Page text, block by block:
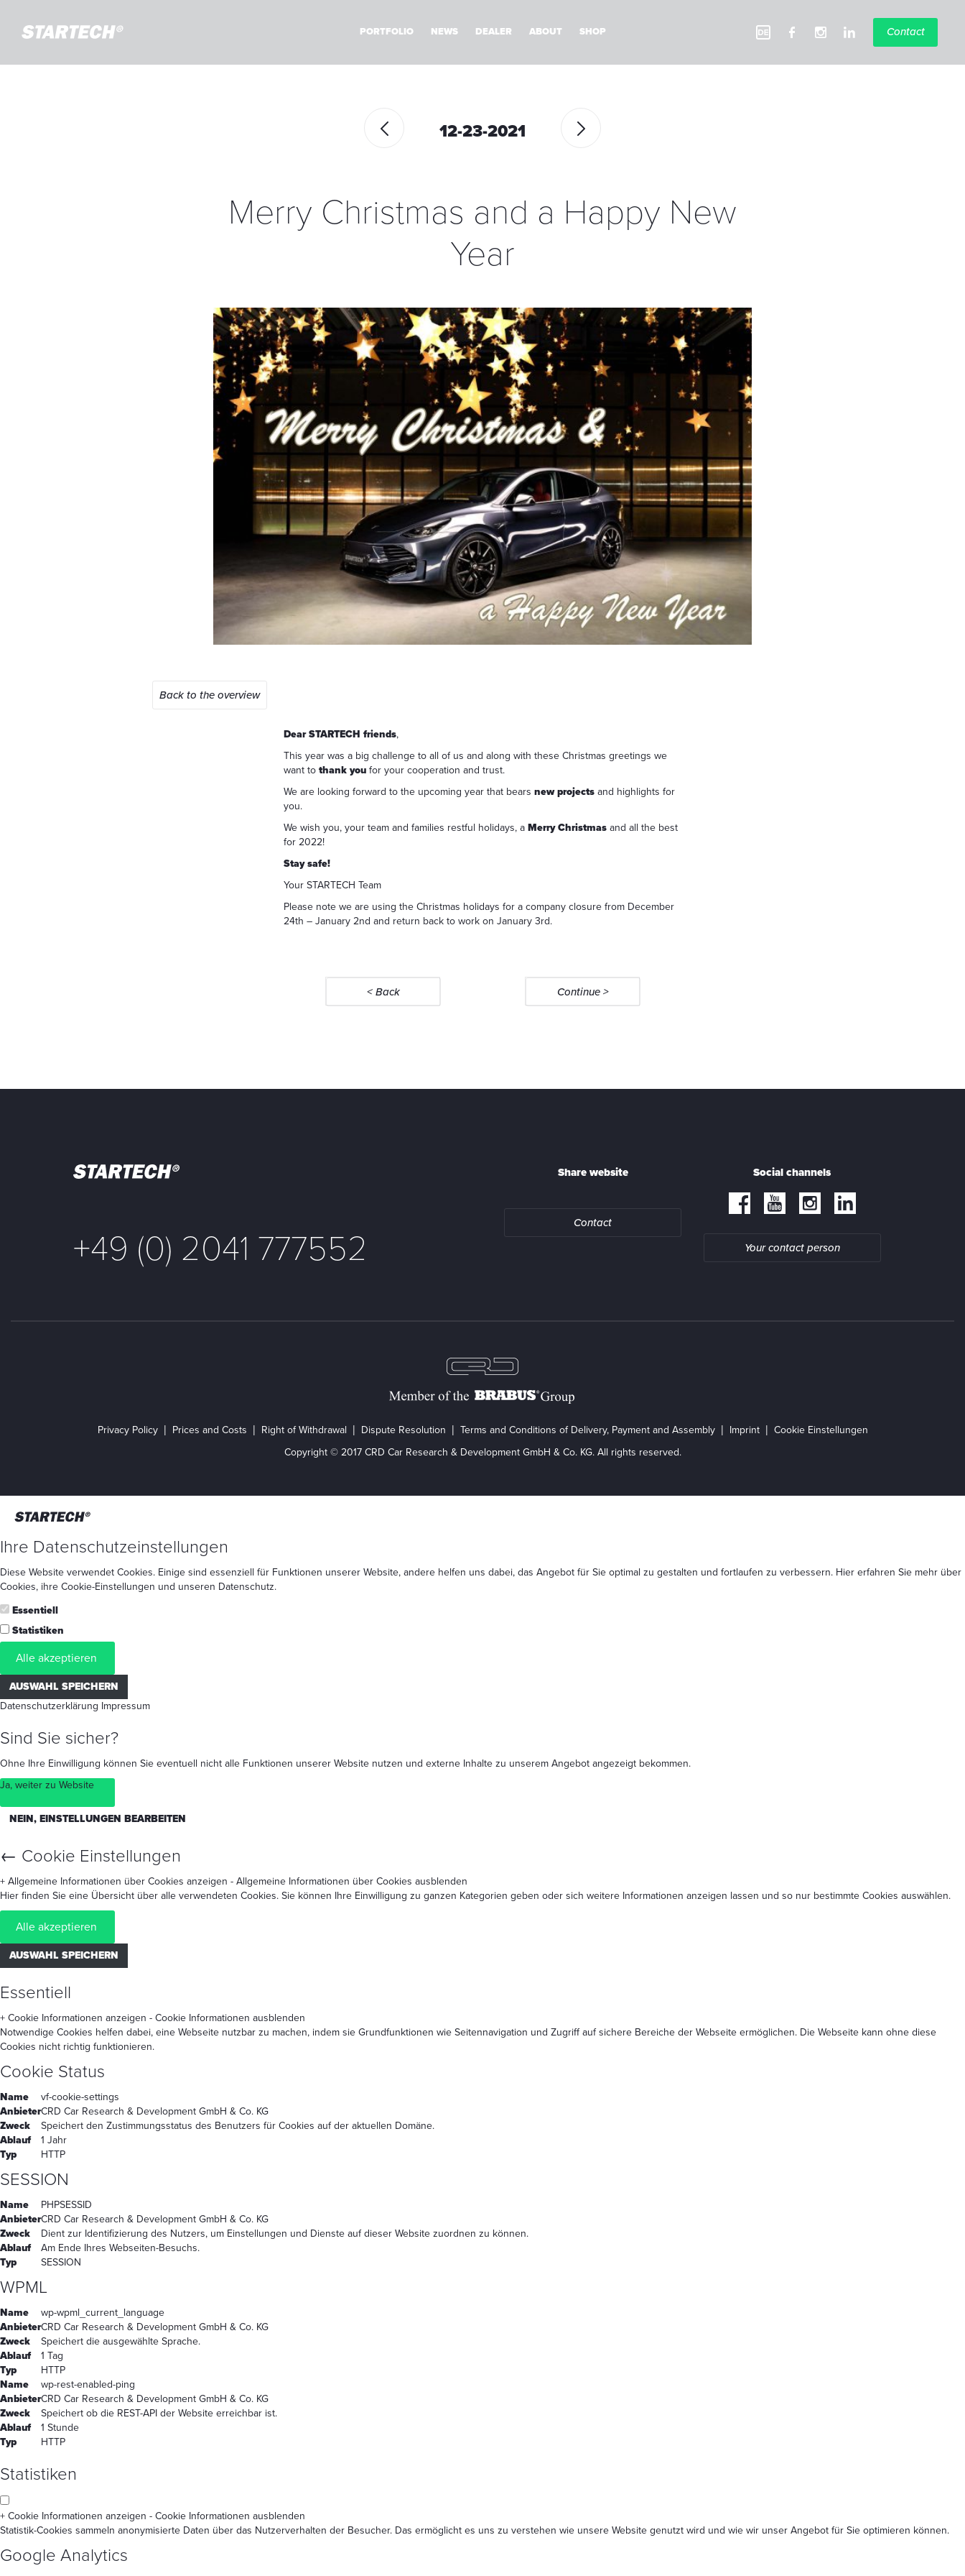
PORTFOLIO NEWS DEALER ABOUT SHOP Contact
12-23-2021
Merry Christmas and a Happy New
Year
Back to the overview
Dear STARTECH friends,
This year was a big challenge to all of us and along with these Christmas greetings we
want to thank youfor your cooperation and trust.
We are looking forward to the upcoming year that bears new projectsand highlights for
you.
We wish you, your team and families restful holidays, a Merry Christmasand all the best
for 2022!
Stay safe!
Your STARTECH Team
Please note we are using the Christmas holidays for a company closure from December
24th – January 2nd and return back to work on January 3rd.
< Back Continue >
+49 (0) 2041 777552
Share website
Contact
Social channels
Your contact person
Privacy Policy Prices and Costs Right of Withdrawal Dispute Resolution Terms and Conditions of Delivery, Payment and Assembly Imprint
Cookie Einstellungen
Copyright © 2017 CRD Car Research & Development GmbH & Co. KG. All rights reserved.
Ihre Datenschutzeinstellungen
Diese Website verwendet Cookies. Einige sind essenziell für Funktionen unserer Website, andere helfen uns dabei, das Angebot für Sie optimal zu gestalten und fortlaufen zu verbessern. Hier erfahren Sie mehr über
Cookies, ihre Cookie-Einstellungen und unseren Datenschutz.
Essentiell
Statistiken
Alle akzeptieren
AUSWAHL SPEICHERN
Datenschutzerklärung Impressum
Sind Sie sicher?
Ohne Ihre Einwilligung können Sie eventuell nicht alle Funktionen unserer Website nutzen und externe Inhalte zu unserem Angebot angezeigt bekommen.
Ja, weiter zu Website
NEIN, EINSTELLUNGEN BEARBEITEN
← Cookie Einstellungen
+ Allgemeine Informationen über Cookies anzeigen - Allgemeine Informationen über Cookies ausblenden
Hier finden Sie eine Übersicht über alle verwendeten Cookies. Sie können Ihre Einwilligung zu ganzen Kategorien geben oder sich weitere Informationen anzeigen lassen und so nur bestimmte Cookies auswählen.
Alle akzeptieren
AUSWAHL SPEICHERN
Essentiell
+ Cookie Informationen anzeigen - Cookie Informationen ausblenden
Notwendige Cookies helfen dabei, eine Webseite nutzbar zu machen, indem sie Grundfunktionen wie Seitennavigation und Zugriff auf sichere Bereiche der Webseite ermöglichen. Die Webseite kann ohne diese
Cookies nicht richtig funktionieren.
Cookie Status
Name
vf-cookie-settings
AnbieterCRD Car Research & Development GmbH & Co. KG
Zweck
Speichert den Zustimmungsstatus des Benutzers für Cookies auf der aktuellen Domäne.
Ablauf
1 Jahr
Typ
HTTP
SESSION
Name
PHPSESSID
AnbieterCRD Car Research & Development GmbH & Co. KG
Zweck
Dient zur Identifizierung des Nutzers, um Einstellungen und Dienste auf dieser Website zuordnen zu können.
Ablauf
Am Ende Ihres Webseiten-Besuchs.
Typ
SESSION
WPML
Name
wp-wpml_current_language
AnbieterCRD Car Research & Development GmbH & Co. KG
Zweck
Speichert die ausgewählte Sprache.
Ablauf
1 Tag
Typ
HTTP
Name
wp-rest-enabled-ping
AnbieterCRD Car Research & Development GmbH & Co. KG
Zweck
Speichert ob die REST-API der Website erreichbar ist.
Ablauf
1 Stunde
Typ
HTTP
Statistiken
+ Cookie Informationen anzeigen - Cookie Informationen ausblenden
Statistik-Cookies sammeln anonymisierte Daten über das Nutzerverhalten der Besucher. Das ermöglicht es uns zu verstehen wie unsere Website genutzt wird und wie wir unser Angebot für Sie optimieren können.
Google Analytics